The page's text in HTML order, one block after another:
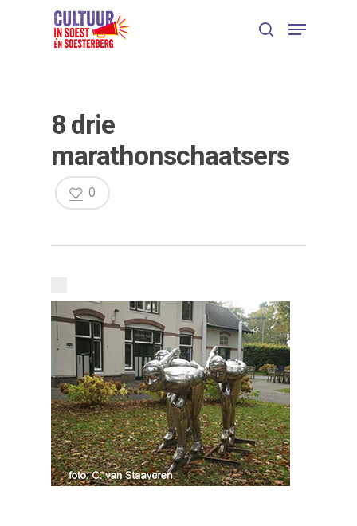
Druk op Enter om te starten met zoeken
of ESC om te sluiten
8 drie
marathonschaatsers
0